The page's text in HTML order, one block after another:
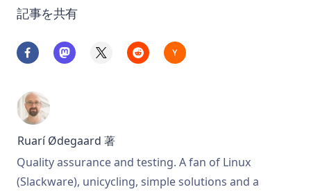
記事を共有
Ruarí Ødegaard 著
Quality assurance and testing. A fan of Linux
(Slackware), unicycling, simple solutions and a